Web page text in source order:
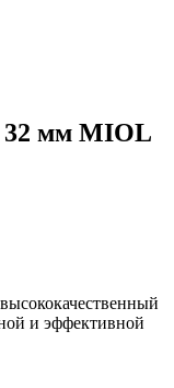
мм MIOL
и эффективной